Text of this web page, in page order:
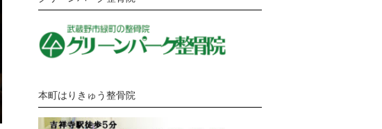
本町はりきゅう整骨院